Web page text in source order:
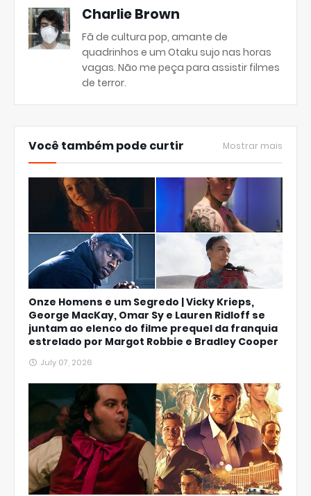
Charlie Brown
Fã de cultura pop, amante de
quadrinhos e um Otaku sujo nas horas
vagas. Não me peça para assistir filmes
de terror.
Você também pode curtir Mostrar mais
Onze Homens e um Segredo | Vicky Krieps,
George MacKay, Omar Sy e Lauren Ridloff se
juntam ao elenco do filme prequel da franquia
estrelado por Margot Robbie e Bradley Cooper
July 07, 2026